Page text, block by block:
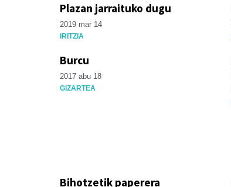
Plazan jarraituko dugu
2019 mar 14
IRITZIA
Burcu
2017 abu 18
GIZARTEA
Bihotzetik paperera